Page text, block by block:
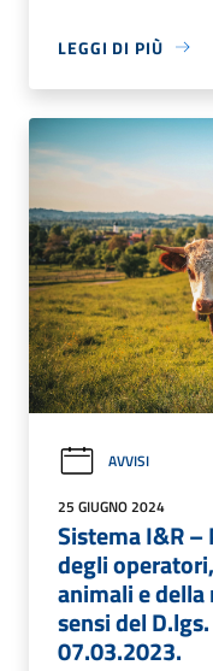
LEGGI DI PIÙ
AVVISI
25 GIUGNO 2024
Sistema I&R
degli
animali e
sensi del
07.03.2023.